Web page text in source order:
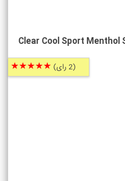
Clear Cool Sport Menthol
(2 رای) ★★★★★